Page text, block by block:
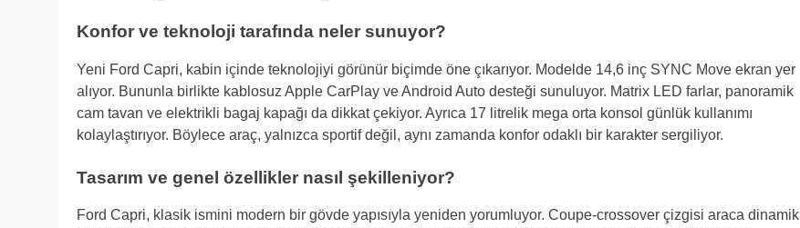
Konfor ve teknoloji tarafında neler sunuyor?
Yeni Ford Capri, kabin içinde teknolojiyi görünür biçimde öne çıkarıyor. Modelde 14,6 inç SYNC Move ekran yer
alıyor. Bununla birlikte kablosuz Apple CarPlay ve Android Auto desteği sunuluyor. Matrix LED farlar, panoramik
cam tavan ve elektrikli bagaj kapağı da dikkat çekiyor. Ayrıca 17 litrelik mega orta konsol günlük kullanımı
kolaylaştırıyor. Böylece araç, yalnızca sportif değil, aynı zamanda konfor odaklı bir karakter sergiliyor.
Tasarım ve genel özellikler nasıl şekilleniyor?
Ford Capri, klasik ismini modern bir gövde yapısıyla yeniden yorumluyor. Coupe-crossover çizgisi araca dinamik